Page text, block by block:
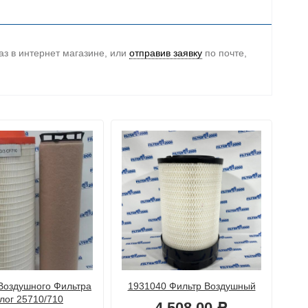
в интернет магазине, или отправив заявку по почте,
Фильтра
25710/710
1931040 Фильтр Воздушный